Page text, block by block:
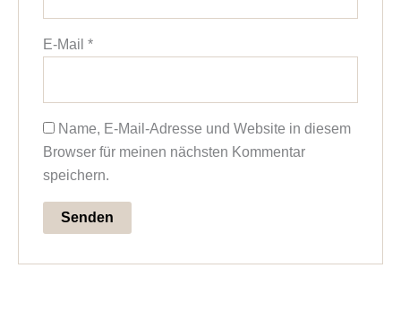
E-Mail *
Name, E-Mail-Adresse und Website in diesem
Browser für meinen nächsten Kommentar
speichern.